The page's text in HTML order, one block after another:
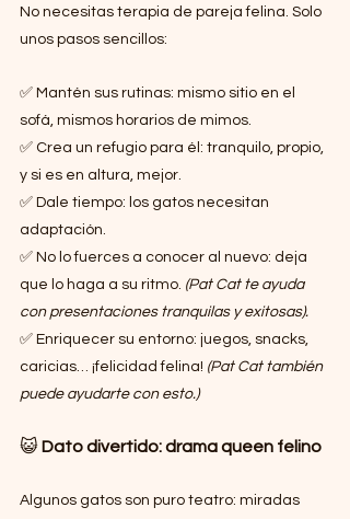
No necesitas terapia de pareja felina. Solo
unos pasos sencillos:
✅ Mantén sus rutinas: mismo sitio en el
sofá, mismos horarios de mimos.
✅ Crea un refugio para él: tranquilo, propio,
y si es en altura, mejor.
✅ Dale tiempo: los gatos necesitan
adaptación.
✅ No lo fuerces a conocer al nuevo: deja
que lo haga a su ritmo. (Pat Cat te ayuda
con presentaciones tranquilas y exitosas).
✅ Enriquecer su entorno: juegos, snacks,
caricias… ¡felicidad felina! (Pat Cat también
puede ayudarte con esto.)
😺 Dato divertido: drama queen felino
Algunos gatos son puro teatro: miradas